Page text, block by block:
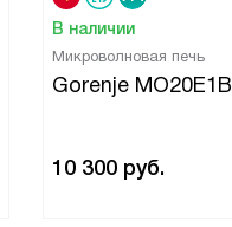
В наличии
Микроволновая печь
Gorenje MO20E1B
10 300 руб.